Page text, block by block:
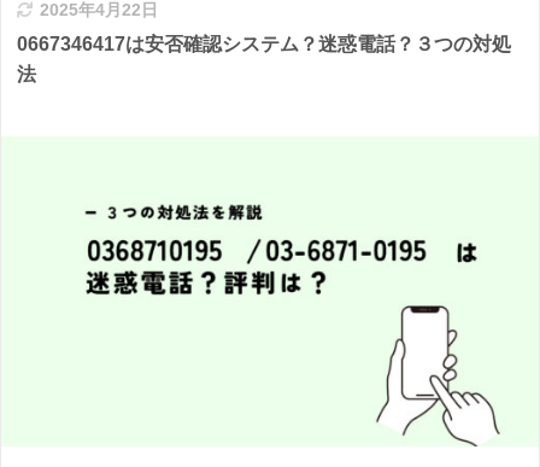
2025年4月22日
0667346417は安否確認システム？迷惑電話？３つの対処
法